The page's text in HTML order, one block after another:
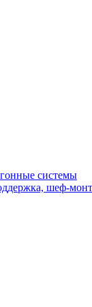
системы
шеф-